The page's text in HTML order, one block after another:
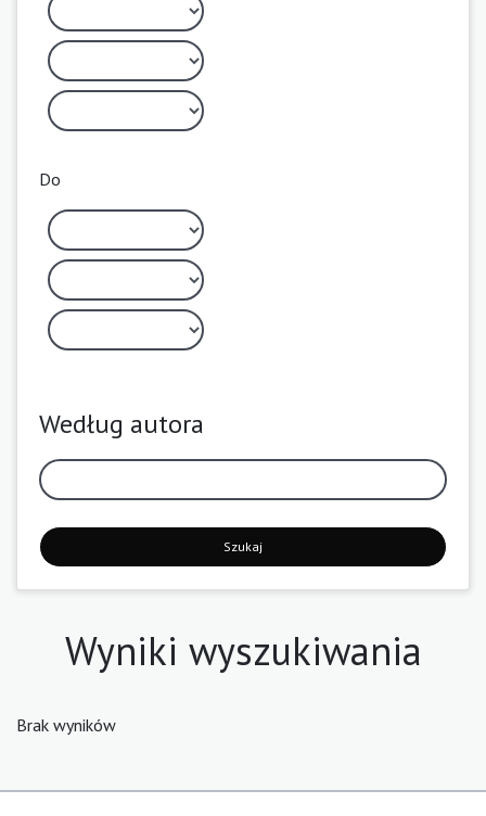
Do
Według autora
Szukaj
Wyniki wyszukiwania
Brak wyników